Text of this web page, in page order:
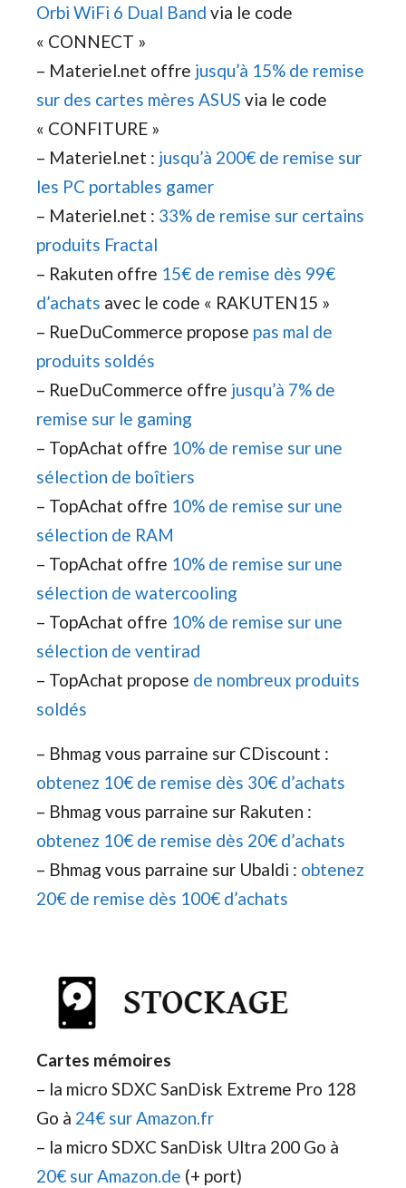
Orbi WiFi 6 Dual Band via le code
« CONNECT »
– Materiel.net offre jusqu’à 15% de remise
sur des cartes mères ASUS via le code
« CONFITURE »
– Materiel.net : jusqu’à 200€ de remise sur
les PC portables gamer
– Materiel.net : 33% de remise sur certains
produits Fractal
– Rakuten offre 15€ de remise dès 99€
d’achats avec le code « RAKUTEN15 »
– RueDuCommerce propose pas mal de
produits soldés
– RueDuCommerce offre jusqu’à 7% de
remise sur le gaming
– TopAchat offre 10% de remise sur une
sélection de boîtiers
– TopAchat offre 10% de remise sur une
sélection de RAM
– TopAchat offre 10% de remise sur une
sélection de watercooling
– TopAchat offre 10% de remise sur une
sélection de ventirad
– TopAchat propose de nombreux produits
soldés
– Bhmag vous parraine sur CDiscount :
obtenez 10€ de remise dès 30€ d’achats
– Bhmag vous parraine sur Rakuten :
obtenez 10€ de remise dès 20€ d’achats
– Bhmag vous parraine sur Ubaldi : obtenez
20€ de remise dès 100€ d’achats
Cartes mémoires
– la micro SDXC SanDisk Extreme Pro 128
Go à 24€ sur Amazon.fr
– la micro SDXC SanDisk Ultra 200 Go à
20€ sur Amazon.de (+ port)